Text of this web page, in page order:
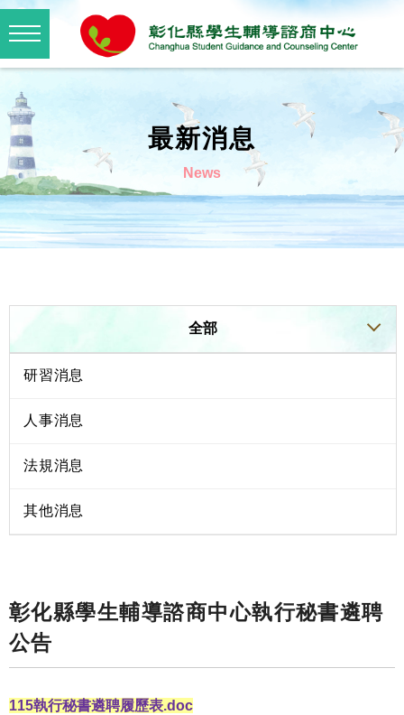
最新消息
News
全部
研習消息
人事消息
法規消息
其他消息
彰化縣學生輔導諮商中心執行秘書遴聘
公告
115執行秘書遴聘履歷表.doc